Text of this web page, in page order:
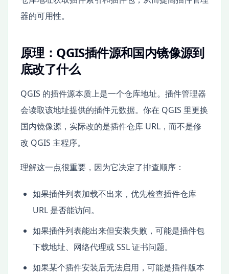
器的可用性。
原理：QGIS插件源和国内镜像源到
底改了什么
QGIS 的插件源本质上是一个仓库地址。插件管理器
会读取该地址提供的插件元数据。你在 QGIS 里更换
国内镜像源，实际改的是插件仓库 URL，而不是修
改 QGIS 主程序。
理解这一点很重要，因为它决定了排查顺序：
如果插件列表加载不出来，优先检查插件仓库
URL 是否能访问。
如果插件列表能出来但安装失败，可能是插件包
下载地址、网络代理或 SSL 证书问题。
如果某个插件安装后无法启用，可能是插件版本